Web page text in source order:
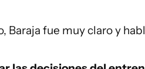
Baraja fue muy claro y